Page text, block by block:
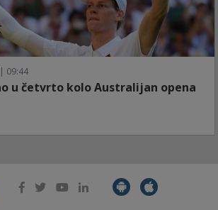
09:44
u četvrto kolo Australijan opena